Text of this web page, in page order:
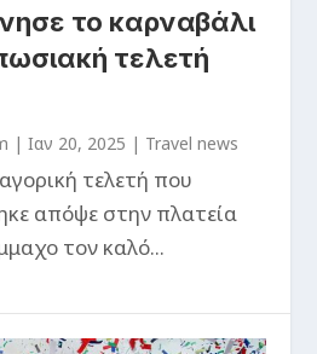
το καρναβάλι
τελετή
|Ιαν 20, 2025 | Travel news
τελετή που
απόψε στην πλατεία
τον καλό...